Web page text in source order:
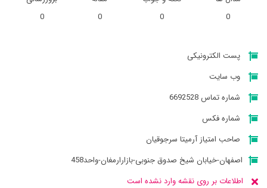
0
0
0
0
پست الکترونیکی
وب سایت
شماره تماس 6692528
شماره فکس
صاحب امتیاز آرميتا سرجوقیان
اصفهان-خیابان شیخ صدوق جنوبی-بازارارمغان-واحد458
اطلاعات بر روی نقشه وارد نشده است